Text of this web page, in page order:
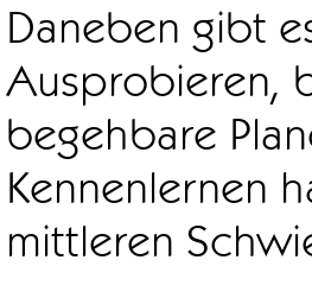
Daneben gibt
Ausprobieren,
begehbare
Kennenlernen
mittleren